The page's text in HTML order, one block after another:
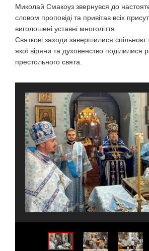
Миколай Смакоуз звернувся до
словом проповіді та привітав всіх
виголошені уставні многоліття.
Святкові заходи завершилися спільною
якої віряни та духовенство поділилися
престольного свята.